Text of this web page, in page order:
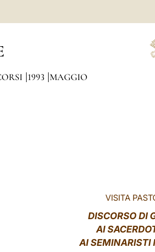
1993 MAGGIO
VISITA
DISCORSODI
AI
AI SEMINARISTI